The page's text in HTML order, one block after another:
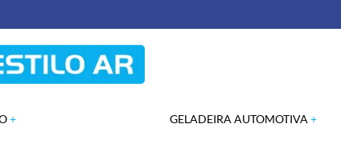
GELADEIRA AUTOMOTIVA